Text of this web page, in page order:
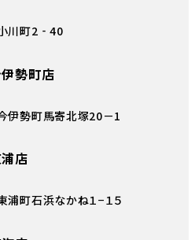
川町2‐40
勢町店
伊勢町馬寄北塚20－1
店
浦町石浜なかね１−１５